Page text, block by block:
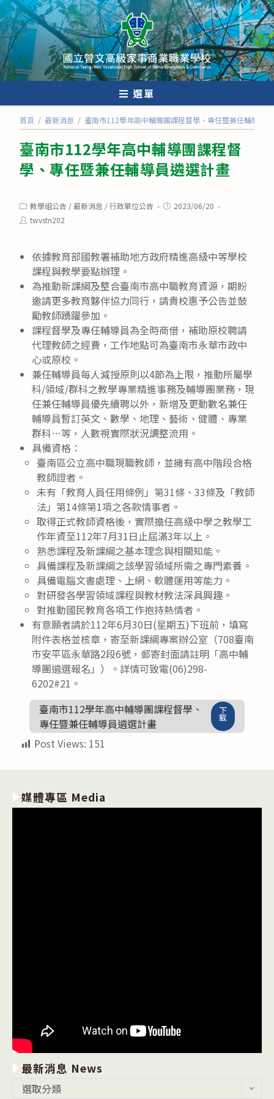
跳
轉
至
主
要
內
選單
首頁 / 最新消息 / 臺南市112學年高中輔導團課程督學、專任暨兼任輔導員
臺南市112學年高中輔導團課程督
學、專任暨兼任輔導員遴選計畫
Post
category:
教學組公告 /最新消息 /行政單位公告
Post2023/06/20
Posttwvstn202
依據教育部國教署補助地方政府精進高級中等學校
課程與教學要點辦理。
為推動新課綱及整合臺南市高中職教育資源，期盼
邀請更多教育夥伴協力同行，請貴校惠予公告並鼓
勵教師踴躍參加。
課程督學及專任輔導員為全時商借，補助原校聘請
代理教師之經費，工作地點可為臺南市永華市政中
心或原校。
兼任輔導員每人減授原則以4節為上限，推動所屬學
科/領域/群科之教學專業精進事務及輔導團業務，現
任兼任輔導員優先續聘以外，新增及更動數名兼任
輔導員暫訂英文、數學、地理、藝術、健體、專業
群科…等，人數視實際狀況調整流用。
具備資格：
臺南區公立高中職現職教師，並擁有高中階段合格
教師證者。
未有「教育人員任用條例」第31條、33條及「教師
法」第14條第1項之各款情事者。
取得正式教師資格後，實際擔任高級中學之教學工
作年資至112年7月31日止屆滿3年以上。
熟悉課程及新課綱之基本理念與相關知能。
具備課程及新課綱之該學習領域所需之專門素養。
具備電腦文書處理、上網、軟體運用等能力。
對研發各學習領域課程與教材教法深具興趣。
對推動國民教育各項工作抱持熱情者。
有意願者請於112年6月30日(星期五)下班前，填寫
附件表格並核章，寄至新課綱專案辦公室（708臺南
市安平區永華路2段6號，郵寄封面請註明「高中輔
導團遴選報名」）。詳情可致電(06)298-
6202#21。
臺南市112學年高中輔導團課程督學、
專任暨兼任輔導員遴選計畫
下
載
Post Views: 151
媒體專區 Media
最新消息 News
選取分類